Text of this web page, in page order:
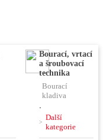
Bourací, vrtací
a šroubovací
technika
Bourací
kladiva
,
Vrtací
kladiva
Další
kategorie